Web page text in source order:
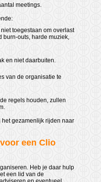
meetings.
toegestaan om overlast
outs, harde muziek,
en niet daarbuiten.
van de organisatie te
regels houden, zullen
gezamenlijk rijden naar
een Clio
Heb je daar hulp
een lid van de